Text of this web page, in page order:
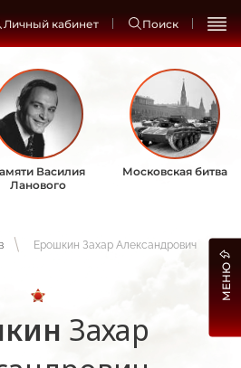
Личный кабинет Поиск
Василия
Ланового
Московская битва
Ерошкин Захар Александрович
Захар
МЕНЮ